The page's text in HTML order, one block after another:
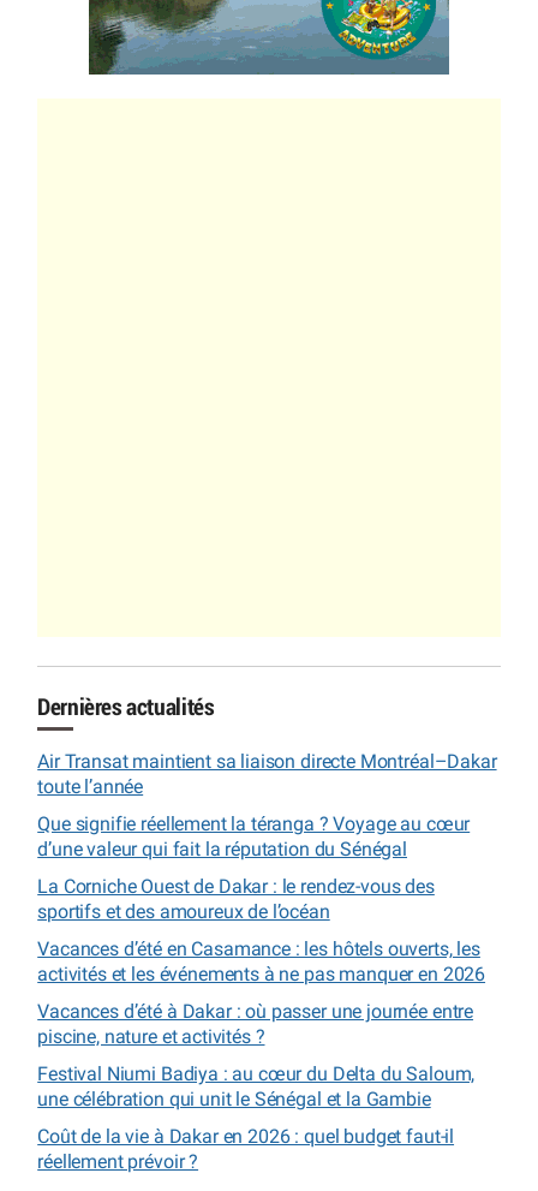
Dernières actualités
Air Transat maintient sa liaison directe Montréal–Dakar
toute l’année
Que signifie réellement la téranga ? Voyage au cœur
d’une valeur qui fait la réputation du Sénégal
La Corniche Ouest de Dakar : le rendez-vous des
sportifs et des amoureux de l’océan
Vacances d’été en Casamance : les hôtels ouverts, les
activités et les événements à ne pas manquer en 2026
Vacances d’été à Dakar : où passer une journée entre
piscine, nature et activités ?
Festival Niumi Badiya : au cœur du Delta du Saloum,
une célébration qui unit le Sénégal et la Gambie
Coût de la vie à Dakar en 2026 : quel budget faut-il
réellement prévoir ?